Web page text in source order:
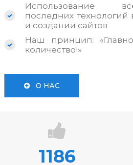
Использование
последних технологий
и создании сайтов
Наш принцип:
количество!»
О НАС
1186